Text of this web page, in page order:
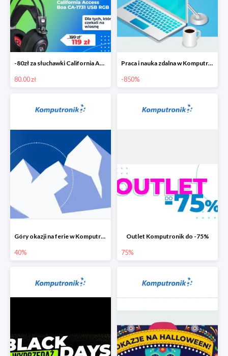
-80zł za słuchawki California Access Boa
80.00 zł
Praca i nauka zdalna w Komputronik do -850 zł
-850%
Góry okazji na ferie w Komputronik do -40%
40%
Outlet Komputronik do -75%
75%